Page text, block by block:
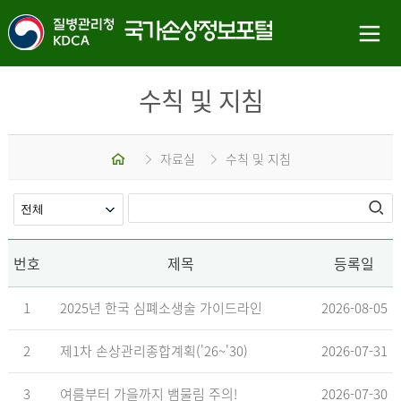
수칙 및 지침
자료실 수칙 및 지침
번호 제목 등록일
1 2025년 한국 심폐소생술 가이드라인 2026-08-05
2 제1차 손상관리종합계획('26~'30) 2026-07-31
3 여름부터 가을까지 뱀물림 주의! 2026-07-30